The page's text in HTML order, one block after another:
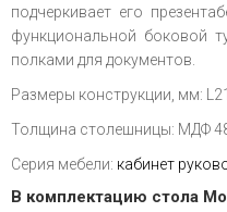
подчеркивает его
функциональной боковой
полками для документов.
Размеры конструкции, мм:
Толщина столешницы: МДФ
Серия мебели: кабинет
В комплектацию стола